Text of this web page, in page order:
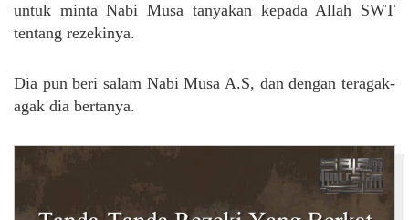
untuk minta Nabi Musa tanyakan kepada Allah SWT
tentang rezekinya.
Dia pun beri salam Nabi Musa A.S, dan dengan teragak-
agak dia bertanya.